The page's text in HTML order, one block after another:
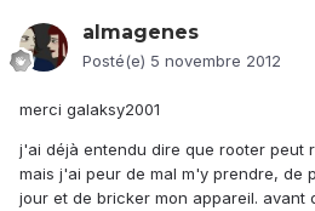
almagenes
Posté(e) 5 novembre 2012
merci galaksy2001
j'ai déjà entendu dire que rooter peut
mais j'ai peur de mal m'y prendre, de
jour et de bricker mon appareil. avant